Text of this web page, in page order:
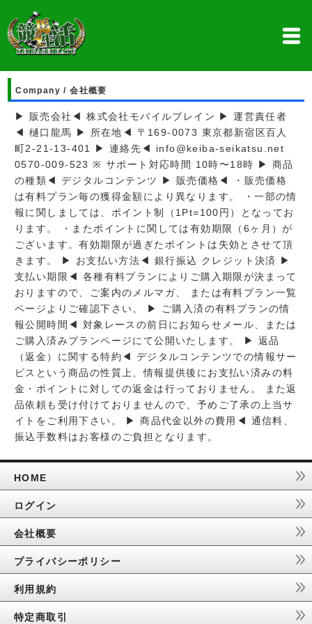
Company / 会社概要
▶ 販売会社◀ 株式会社モバイルブレイン ▶ 運営責任者
◀ 樋口龍馬 ▶ 所在地◀ 〒169-0073 東京都新宿区百人
町2-21-13-401 ▶ 連絡先◀ info@keiba-seikatsu.net
0570-009-523 ※ サポート対応時間 10時〜18時 ▶ 商品
の種類◀ デジタルコンテンツ ▶ 販売価格◀ ・販売価格
は有料プラン毎の獲得金額により異なります。 ・一部の情
報に関しましては、ポイント制（1Pt=100円）となってお
ります。 ・またポイントに関しては有効期限（6ヶ月）が
ございます。有効期限が過ぎたポイントは失効とさせて頂
きます。 ▶ お支払い方法◀ 銀行振込 クレジット決済 ▶
支払い期限◀ 各種有料プランによりご購入期限が決まって
おりますので、ご案内のメルマガ、 または有料プラン一覧
ページよりご確認下さい。 ▶ ご購入済の有料プランの情
報公開時間◀ 対象レースの前日にお知らせメール、または
ご購入済みプランページにて公開いたします。 ▶ 返品
（返金）に関する特約◀ デジタルコンテンツでの情報サー
ビスという商品の性質上、情報提供後にお支払い済みの料
金・ポイントに対しての返金は行っておりません。 また返
品依頼も受け付けておりませんので、予めご了承の上当サ
イトをご利用下さい。 ▶ 商品代金以外の費用◀ 通信料、
振込手数料はお客様のご負担となります。
HOME
ログイン
会社概要
プライバシーポリシー
利用規約
特定商取引